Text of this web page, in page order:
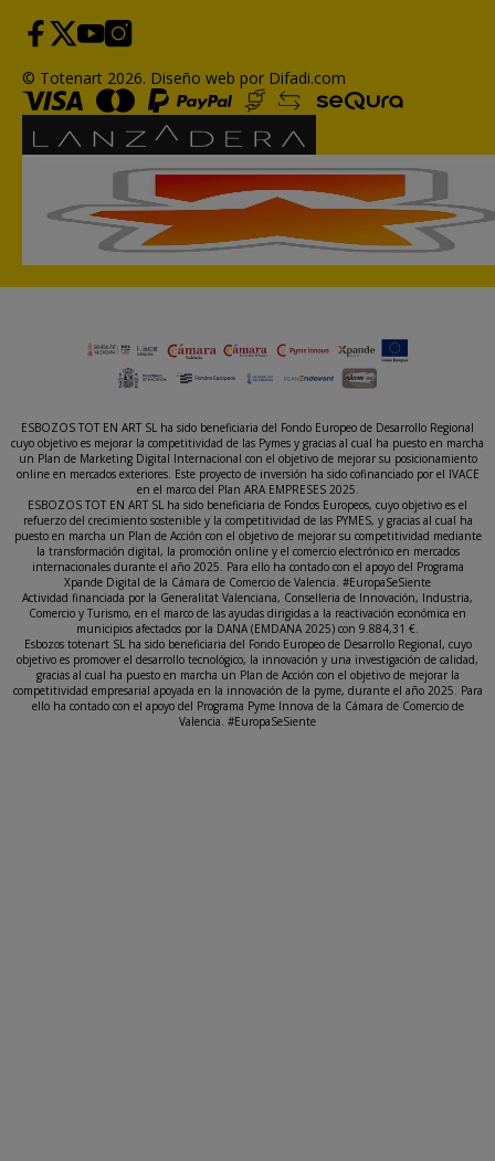
© Totenart 2026. Diseño web por Difadi.com
ESBOZOS TOT EN ART SL ha sido beneficiaria del Fondo Europeo de Desarrollo Regional
cuyo objetivo es mejorar la competitividad de las Pymes y gracias al cual ha puesto en marcha
un Plan de Marketing Digital Internacional con el objetivo de mejorar su posicionamiento
online en mercados exteriores. Este proyecto de inversión ha sido cofinanciado por el IVACE
en el marco del Plan ARA EMPRESES 2025.
ESBOZOS TOT EN ART SL ha sido beneficiaria de Fondos Europeos, cuyo objetivo es el
refuerzo del crecimiento sostenible y la competitividad de las PYMES, y gracias al cual ha
puesto en marcha un Plan de Acción con el objetivo de mejorar su competitividad mediante
la transformación digital, la promoción online y el comercio electrónico en mercados
internacionales durante el año 2025. Para ello ha contado con el apoyo del Programa
Xpande Digital de la Cámara de Comercio de Valencia. #EuropaSeSiente
Actividad financiada por la Generalitat Valenciana, Conselleria de Innovación, Industria,
Comercio y Turismo, en el marco de las ayudas dirigidas a la reactivación económica en
municipios afectados por la DANA (EMDANA 2025) con 9.884,31 €.
Esbozos totenart SL ha sido beneficiaria del Fondo Europeo de Desarrollo Regional, cuyo
objetivo es promover el desarrollo tecnológico, la innovación y una investigación de calidad,
gracias al cual ha puesto en marcha un Plan de Acción con el objetivo de mejorar la
competitividad empresarial apoyada en la innovación de la pyme, durante el año 2025. Para
ello ha contado con el apoyo del Programa Pyme Innova de la Cámara de Comercio de
Valencia. #EuropaSeSiente